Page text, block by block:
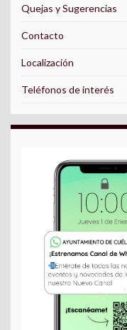
Quejas y Sugerencias
Contacto
Localización
Teléfonos de interés